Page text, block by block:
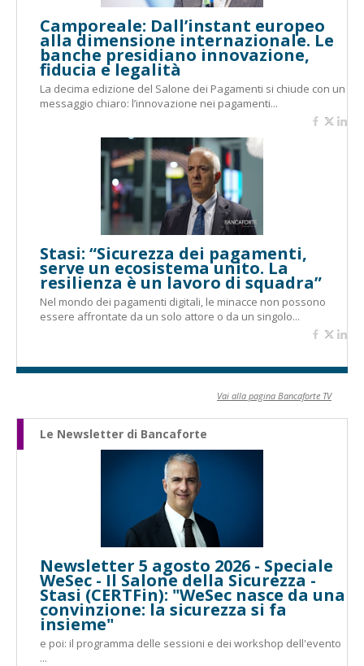
Camporeale: Dall’instant europeo
alla dimensione internazionale. Le
banche presidiano innovazione,
fiducia e legalità
La decima edizione del Salone dei Pagamenti si chiude con un
messaggio chiaro: l’innovazione nei pagamenti...
Stasi: “Sicurezza dei pagamenti,
serve un ecosistema unito. La
resilienza è un lavoro di squadra”
Nel mondo dei pagamenti digitali, le minacce non possono
essere affrontate da un solo attore o da un singolo...
Vai alla pagina Bancaforte TV
Le Newsletter di Bancaforte
Newsletter 5 agosto 2026 - Speciale
WeSec - Il Salone della Sicurezza -
Stasi (CERTFin): "WeSec nasce da una
convinzione: la sicurezza si fa
insieme"
e poi: il programma delle sessioni e dei workshop dell'evento
...